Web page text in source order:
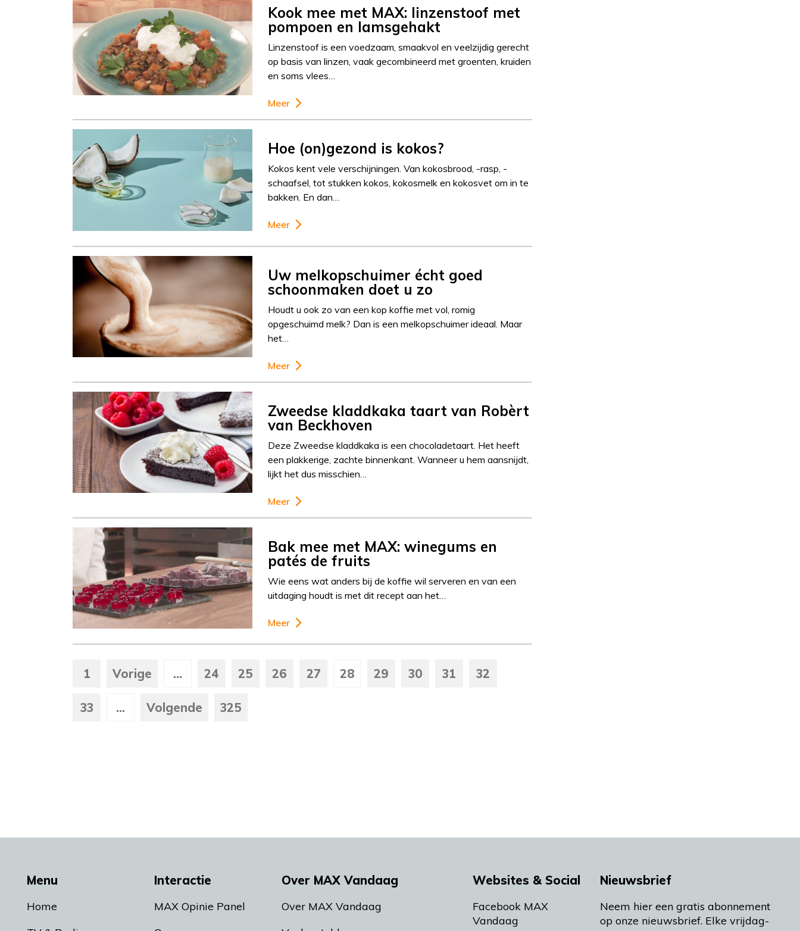
Kook mee met MAX: linzenstoof met
pompoen en lamsgehakt
Linzenstoof is een voedzaam, smaakvol en veelzijdig gerecht
op basis van linzen, vaak gecombineerd met groenten, kruiden
en soms vlees…
Meer
Hoe (on)gezond is kokos?
Kokos kent vele verschijningen. Van kokosbrood, -rasp, -
schaafsel, tot stukken kokos, kokosmelk en kokosvet om in te
bakken. En dan…
Meer
Uw melkopschuimer écht goed
schoonmaken doet u zo
Houdt u ook zo van een kop koffie met vol, romig
opgeschuimd melk? Dan is een melkopschuimer ideaal. Maar
het…
Meer
Zweedse kladdkaka taart van Robèrt
van Beckhoven
Deze Zweedse kladdkaka is een chocoladetaart. Het heeft
een plakkerige, zachte binnenkant. Wanneer u hem aansnijdt,
lijkt het dus misschien…
Meer
Bak mee met MAX: winegums en
patés de fruits
Wie eens wat anders bij de koffie wil serveren en van een
uitdaging houdt is met dit recept aan het…
Meer
1 Vorige ... 24 25 26 27 28 29 30 31 32
33 ... Volgende 325
Menu
Home
Interactie
MAX Opinie Panel
Over MAX Vandaag
Over MAX Vandaag
Websites & Social
Facebook MAX
Vandaag
Nieuwsbrief
Neem hier een gratis abonnement
op onze nieuwsbrief. Elke vrijdag-